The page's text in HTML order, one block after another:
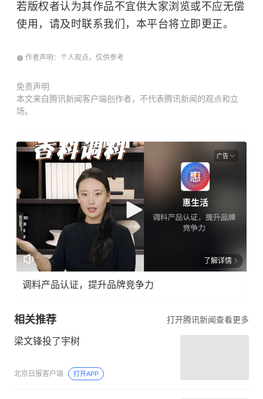
若版权者认为其作品不宜供大家浏览或不应无偿
使用，请及时联系我们，本平台将立即更正。
作者声明：个人观点，仅供参考
免责声明
本文来自腾讯新闻客户端创作者，不代表腾讯新闻的观点和立
场。
广告
了解详情
调料产品认证，提升品牌竞争力
相关推荐 打开腾讯新闻查看更多
梁文锋投了宇树
北京日报客户端 打开APP